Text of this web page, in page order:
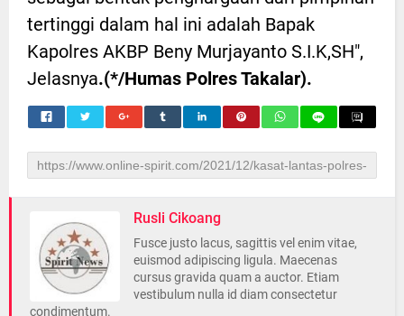
tertinggi dalam hal ini adalah Bapak
Kapolres AKBP Beny Murjayanto S.I.K,SH",
Jelasnya.(*/Humas Polres Takalar).
Rusli Cikoang
Fusce justo lacus, sagittis vel enim vitae,
euismod adipiscing ligula. Maecenas
cursus gravida quam a auctor. Etiam
vestibulum nulla id diam consectetur
condimentum.